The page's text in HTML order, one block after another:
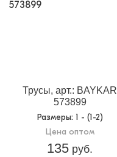
Трусы, арт.: BAYKAR
573899
Размеры: 1 - (1-2)
Цена оптом
135 руб.